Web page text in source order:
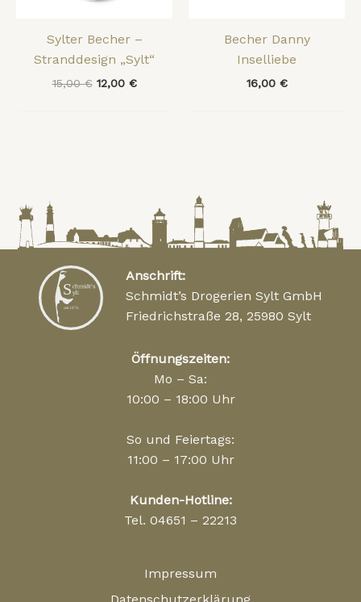
Sylter Becher –
Stranddesign „Sylt“
15,00€ 12,00 €
Becher Danny
Inselliebe
16,00 €
Anschrift:
Schmidt’s Drogerien Sylt GmbH
Friedrichstraße 28, 25980 Sylt
Öffnungszeiten:
Mo – Sa:
10:00 – 18:00 Uhr
So und Feiertags:
11:00 – 17:00 Uhr
Kunden-Hotline:
Tel. 04651 – 22213
Impressum
Datenschutzerklärung